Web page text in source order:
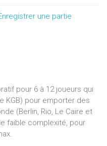
une partie
pour 6 à 12 joueurs qui
KGB) pour emporter des
(Berlin, Rio, Le Caire et
faible complexité, pour